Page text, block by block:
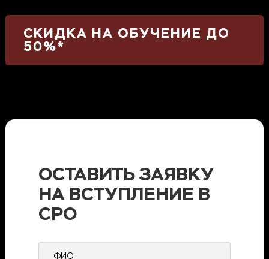
СКИДКА НА ОБУЧЕНИЕ ДО
50%*
ОСТАВИТЬ ЗАЯВКУ
НА ВСТУПЛЕНИЕ В
СРО